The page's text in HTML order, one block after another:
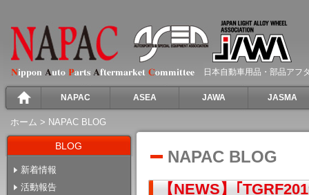
日本自動車用品・部品アフ
NAPAC ASEA JAWA JASMA
ホーム > NAPAC BLOG
BLOG
新着情報
活動報告
NAPAC BLOG
【NEWS】｢